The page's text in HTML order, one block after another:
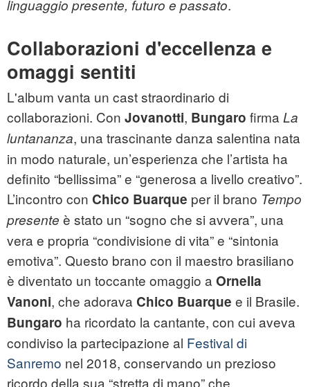
linguaggio presente, futuro e passato.
Collaborazioni d'eccellenza e
omaggi sentiti
L'album vanta un cast straordinario di
collaborazioni. Con Jovanotti, Bungaro firma La
luntananza, una trascinante danza salentina nata
in modo naturale, un’esperienza che l’artista ha
definito “bellissima” e “generosa a livello creativo”.
L’incontro con Chico Buarque per il brano Tempo
presente è stato un “sogno che si avvera”, una
vera e propria “condivisione di vita” e “sintonia
emotiva”. Questo brano con il maestro brasiliano
è diventato un toccante omaggio a Ornella
Vanoni, che adorava Chico Buarque e il Brasile.
Bungaro ha ricordato la cantante, con cui aveva
condiviso la partecipazione al Festival di
Sanremo nel 2018, conservando un prezioso
ricordo della sua “stretta di mano” che